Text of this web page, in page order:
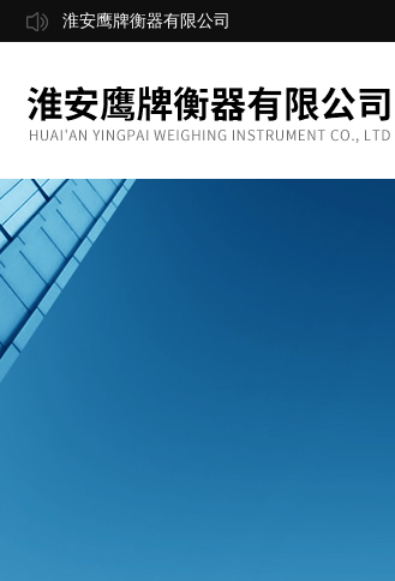
淮安鹰牌衡器有限公司